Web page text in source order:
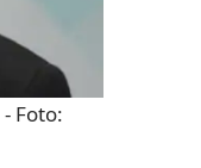
- Foto: